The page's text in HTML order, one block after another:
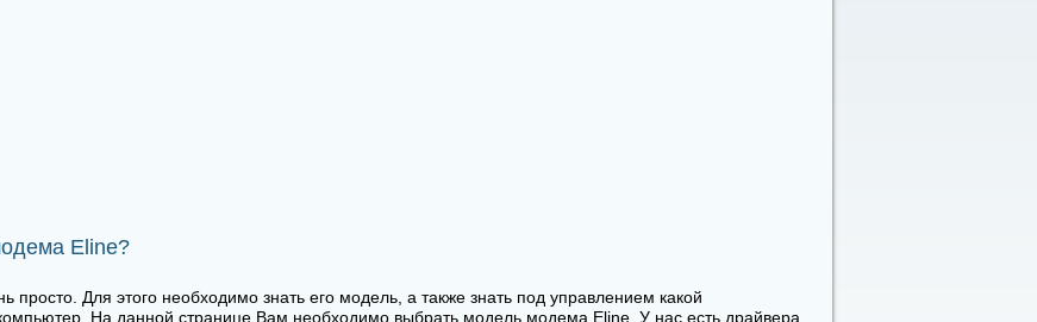
Eline?
просто. Для этого необходимо знать его модель, а также знать под управлением какой
На данной странице Вам необходимо выбрать модель модема Eline. У нас есть драйвера